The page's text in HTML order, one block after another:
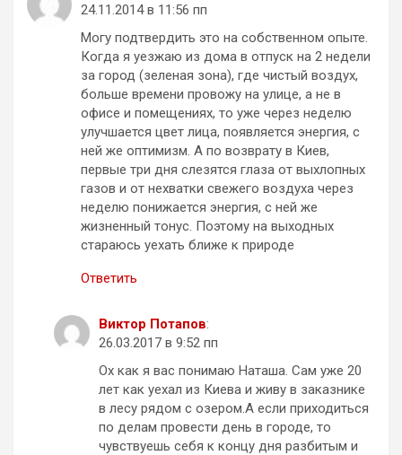
24.11.2014 в 11:56 пп
Могу подтвердить это на собственном опыте.
Когда я уезжаю из дома в отпуск на 2 недели
за город (зеленая зона), где чистый воздух,
больше времени провожу на улице, а не в
офисе и помещениях, то уже через неделю
улучшается цвет лица, появляется энергия, с
ней же оптимизм. А по возврату в Киев,
первые три дня слезятся глаза от выхлопных
газов и от нехватки свежего воздуха через
неделю понижается энергия, с ней же
жизненный тонус. Поэтому на выходных
стараюсь уехать ближе к природе
Ответить
Виктор Потапов:
26.03.2017 в 9:52 пп
Ох как я вас понимаю Наташа. Сам уже 20
лет как уехал из Киева и живу в заказнике
в лесу рядом с озером.А если приходиться
по делам провести день в городе, то
чувствуешь себя к концу дня разбитым и